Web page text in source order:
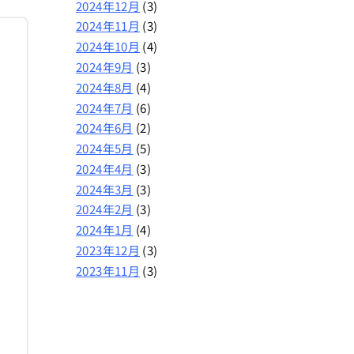
2024年12月 (3)
2024年11月 (3)
2024年10月 (4)
2024年9月 (3)
2024年8月 (4)
2024年7月 (6)
2024年6月 (2)
2024年5月 (5)
2024年4月 (3)
2024年3月 (3)
2024年2月 (3)
2024年1月 (4)
2023年12月 (3)
2023年11月 (3)